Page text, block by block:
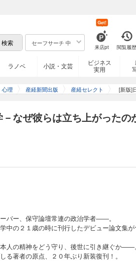
セーフサーチ 中
来店pt
Get!
閲覧履歴
ラノベ 小説・文芸
ビジネス
実用
心理 産経新聞出版 産経セレクト [新版]
なぜ彼らは立ち上がったの
バー、保守論壇常連の政治学者――。
中の２１歳の時に刊行したデビュー論文集
人の精神をどう守り、後世に引き継ぐか――
る著者の原点、２０年ぶり新装復刊！。